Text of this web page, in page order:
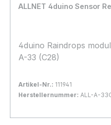
ALLNET 4duino Sensor
4duino Raindrops
A-33 (C28)
Artikel-Nr.: 111941
Herstellernummer: ALL-A-
In den Warenkorb